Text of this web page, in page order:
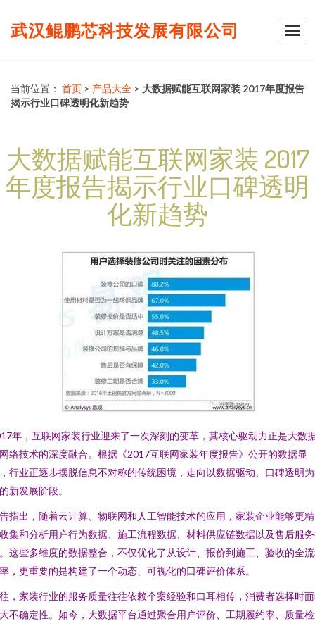
武汉鲲鹏芯科技发展有限公司
当前位置： 首页 > 产品大全 > 大数据赋能互联网家装 2017年度报告
揭示行业口碑透明化新趋势
大数据赋能互联网家装 2017
年度报告揭示行业口碑透明
化新趋势
年，互联网家装行业迎来了一次深刻的变革，其核心驱动力正是大数
络技术的深度融合。根据《2017互联网家装年度报告》公开的数据显
行业正逐步摆脱信息不对称的传统困境，走向以数据驱动、口碑透明
新发展阶段。
指出，随着云计算、物联网和人工智能技术的应用，家装企业能够更
集和分析用户行为数据、施工流程数据、材料供应链数据以及售后服
这些多维度的数据整合，不仅优化了从设计、报价到施工、验收的全
，更重要的是构建了一个动态、可视化的口碑评价体系。
，家装行业的服务质量往往依赖个案经验和口耳相传，消费者选择时
不确定性。如今，大数据平台通过聚合用户评价、工期履约率、质量